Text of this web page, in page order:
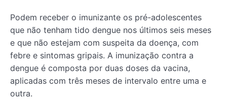
Podem receber o imunizante os pré-adolescentes
que não tenham tido dengue nos últimos seis meses
e que não estejam com suspeita da doença, com
febre e sintomas gripais. A imunização contra a
dengue é composta por duas doses da vacina,
aplicadas com três meses de intervalo entre uma e
outra.